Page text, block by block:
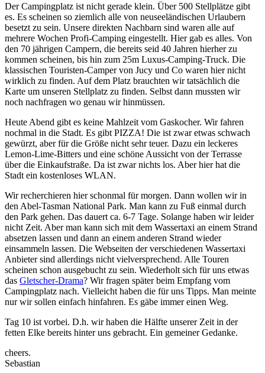
Der Campingplatz ist nicht gerade klein. Über 500 Stellplätze gibt
es. Es scheinen so ziemlich alle von neuseeländischen Urlaubern
besetzt zu sein. Unsere direkten Nachbarn sind waren alle auf
mehrere Wochen Profi-Camping eingestellt. Hier gab es alles. Von
den 70 jährigen Campern, die bereits seid 40 Jahren hierher zu
kommen scheinen, bis hin zum 25m Luxus-Camping-Truck. Die
klassischen Touristen-Camper von Jucy und Co waren hier nicht
wirklich zu finden. Auf dem Platz brauchten wir tatsächlich die
Karte um unseren Stellplatz zu finden. Selbst dann mussten wir
noch nachfragen wo genau wir hinmüssen.
Heute Abend gibt es keine Mahlzeit vom Gaskocher. Wir fahren
nochmal in die Stadt. Es gibt PIZZA! Die ist zwar etwas schwach
gewürzt, aber für die Größe nicht sehr teuer. Dazu ein leckeres
Lemon-Lime-Bitters und eine schöne Aussicht von der Terrasse
über die Einkaufstraße. Da ist zwar nichts los. Aber hier hat die
Stadt ein kostenloses WLAN.
Wir recherchieren hier schonmal für morgen. Dann wollen wir in
den Abel-Tasman National Park. Man kann zu Fuß einmal durch
den Park gehen. Das dauert ca. 6-7 Tage. Solange haben wir leider
nicht Zeit. Aber man kann sich mit dem Wassertaxi an einem Strand
absetzen lassen und dann an einem anderen Strand wieder
einsammeln lassen. Die Webseiten der verschiedenen Wassertaxi
Anbieter sind allerdings nicht vielversprechend. Alle Touren
scheinen schon ausgebucht zu sein. Wiederholt sich für uns etwas
das Gletscher-Drama? Wir fragen später beim Empfang vom
Campingplatz nach. Vielleicht haben die für uns Tipps. Man meinte
nur wir sollen einfach hinfahren. Es gäbe immer einen Weg.
Tag 10 ist vorbei. D.h. wir haben die Hälfte unserer Zeit in der
fetten Elke bereits hinter uns gebracht. Ein gemeiner Gedanke.
cheers.
Sebastian